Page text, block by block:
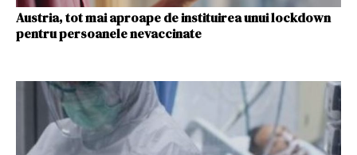
Austria, tot mai aproape de instituirea unui lockdown
pentru persoanele nevaccinate